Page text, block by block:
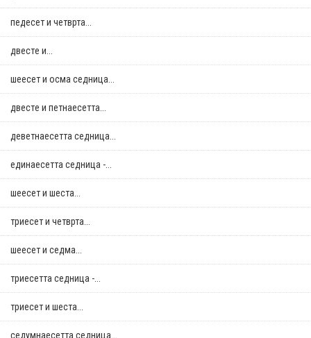
педесет и четврта...
двестe и...
шеесет и осма седница...
двестe и петнаесетта...
деветнаесетта седница...
единаесетта седница -...
шеесет и шеста...
триесет и четврта...
шеесет и седма...
триесетта седница -...
триесет и шеста...
седумнаесетта седница...